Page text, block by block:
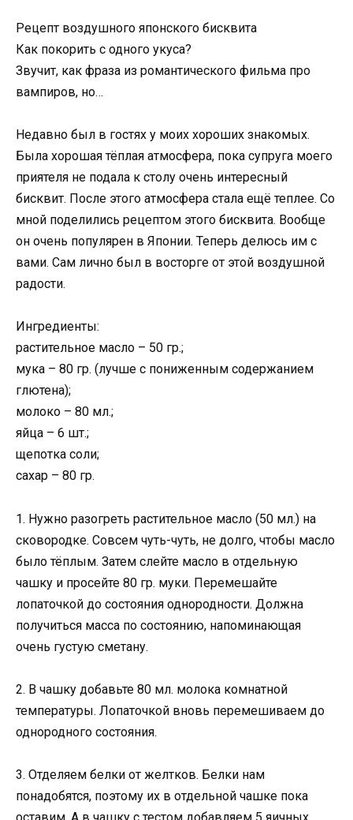
Рецепт воздушного японского бисквита
Как покорить с одного укуса?
Звучит, как фраза из романтического фильма про
вампиров, но…
Недавно был в гостях у моих хороших знакомых.
Была хорошая тёплая атмосфера, пока супруга моего
приятеля не подала к столу очень интересный
бисквит. После этого атмосфера стала ещё теплее. Со
мной поделились рецептом этого бисквита. Вообще
он очень популярен в Японии. Теперь делюсь им с
вами. Сам лично был в восторге от этой воздушной
радости.
Ингредиенты:
растительное масло – 50 гр.;
мука – 80 гр. (лучше с пониженным содержанием
глютена);
молоко – 80 мл.;
яйца – 6 шт.;
щепотка соли;
сахар – 80 гр.
1. Нужно разогреть растительное масло (50 мл.) на
сковородке. Совсем чуть-чуть, не долго, чтобы масло
было тёплым. Затем слейте масло в отдельную
чашку и просейте 80 гр. муки. Перемешайте
лопаточкой до состояния однородности. Должна
получиться масса по состоянию, напоминающая
очень густую сметану.
2. В чашку добавьте 80 мл. молока комнатной
температуры. Лопаточкой вновь перемешиваем до
однородного состояния.
3. Отделяем белки от желтков. Белки нам
понадобятся, поэтому их в отдельной чашке пока